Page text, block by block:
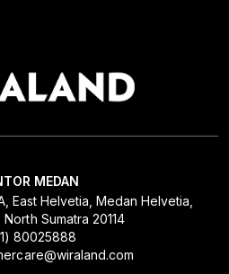
MEDAN
East Helvetia, Medan Helvetia,
Sumatra 20114
80025888